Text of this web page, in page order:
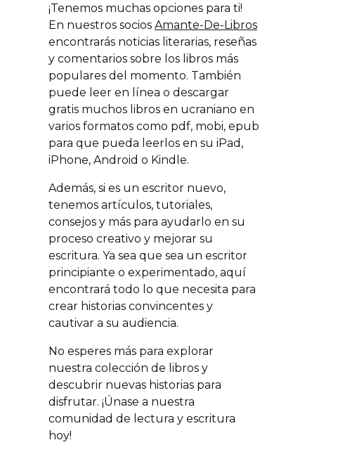
¡Tenemos muchas opciones para ti!
En nuestros socios Amante-De-Libros
encontrarás noticias literarias, reseñas
y comentarios sobre los libros más
populares del momento. También
puede leer en línea o descargar
gratis muchos libros en ucraniano en
varios formatos como pdf, mobi, epub
para que pueda leerlos en su iPad,
iPhone, Android o Kindle.
Además, si es un escritor nuevo,
tenemos artículos, tutoriales,
consejos y más para ayudarlo en su
proceso creativo y mejorar su
escritura. Ya sea que sea un escritor
principiante o experimentado, aquí
encontrará todo lo que necesita para
crear historias convincentes y
cautivar a su audiencia.
No esperes más para explorar
nuestra colección de libros y
descubrir nuevas historias para
disfrutar. ¡Únase a nuestra
comunidad de lectura y escritura
hoy!